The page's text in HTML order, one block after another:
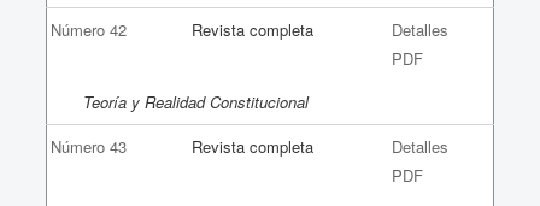
Número 42
Revista completa
Detalles
PDF
Teoría y Realidad Constitucional
Número 43
Revista completa
Detalles
PDF